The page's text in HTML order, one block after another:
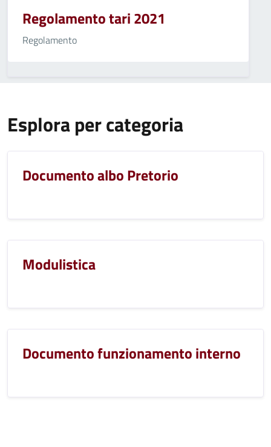
Regolamento tari 2021
Regolamento
Esplora per categoria
Documento albo Pretorio
Modulistica
Documento funzionamento interno